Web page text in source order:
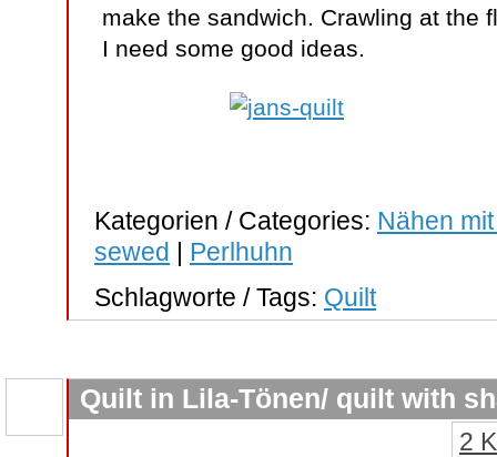
make the sandwich. Crawling at the
I need some good ideas.
Kategorien / Categories: Nähen
sewed | Perlhuhn
Schlagworte / Tags: Quilt
Quilt in Lila-Tönen/ quilt with
2